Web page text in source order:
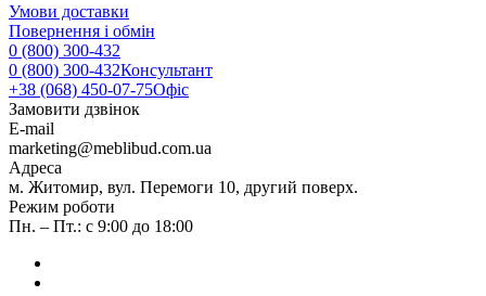
Умови доставки
Повернення і обмін
0 (800) 300-432
0 (800) 300-432Консультант
+38 (068) 450-07-75Офіс
Замовити дзвінок
E-mail
marketing@meblibud.com.ua
Адреса
м. Житомир, вул. Перемоги 10, другий поверх.
Режим роботи
Пн. – Пт.: с 9:00 до 18:00